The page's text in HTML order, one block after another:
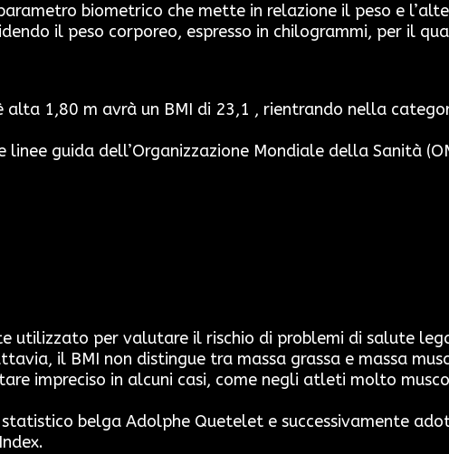
biometrico che mette in relazione il peso e
il peso corporeo, espresso in chilogrammi, per il
alta 1,80 m avrà un BMI di 23,1 , rientrando nella
guida dell’Organizzazione Mondiale della Sanità
utilizzato per valutare il rischio di problemi di salute
il BMI non distingue tra massa grassa e massa
impreciso in alcuni casi, come negli atleti molto
belga Adolphe Quetelet e successivamente